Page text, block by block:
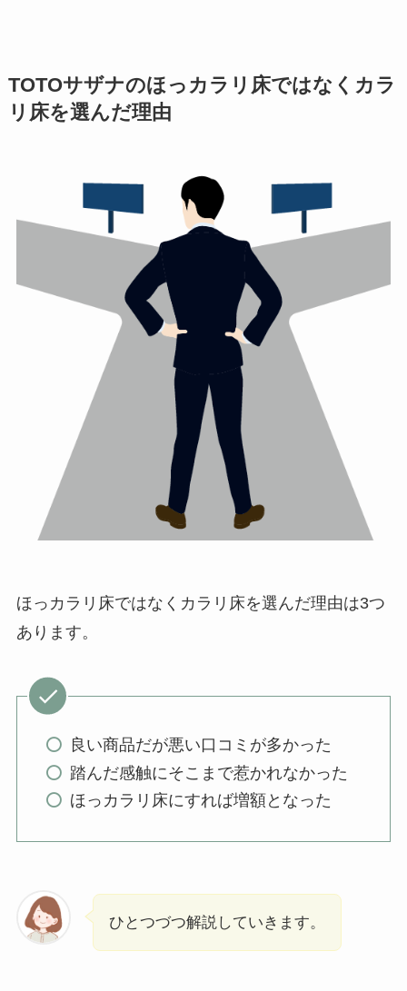
TOTOサザナのほっカラリ床ではなくカラ
リ床を選んだ理由
ほっカラリ床ではなくカラリ床を選んだ理由は3つ
あります。
良い商品だが悪い口コミが多かった
踏んだ感触にそこまで惹かれなかった
ほっカラリ床にすれば増額となった
ひとつづつ解説していきます。